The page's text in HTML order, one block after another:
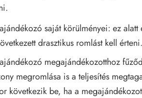
saját körülményei: ez
drasztikus romlást kell érteni.
megajándékozotthoz
megromlása is a teljesítés
következik be, ha a